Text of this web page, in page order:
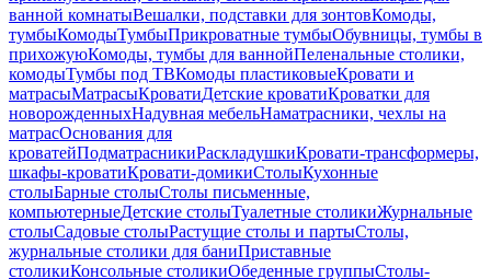
ванной комнатыВешалки, подставки для зонтовКомоды,
тумбыКомодыТумбыПрикроватные тумбыОбувницы, тумбы в
прихожуюКомоды, тумбы для ваннойПеленальные столики,
комодыТумбы под ТВКомоды пластиковыеКровати и
матрасыМатрасыКроватиДетские кроватиКроватки для
новорожденныхНадувная мебельНаматрасники, чехлы на
матрасОснования для
кроватейПодматрасникиРаскладушкиКровати-трансформеры,
шкафы-кроватиКровати-домикиСтолыКухонные
столыБарные столыСтолы письменные,
компьютерныеДетские столыТуалетные столикиЖурнальные
столыСадовые столыРастущие столы и партыСтолы,
журнальные столики для баниПриставные
столикиКонсольные столикиОбеденные группыСтолы-